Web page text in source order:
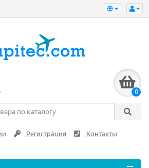
0
Регистрация
Контакты